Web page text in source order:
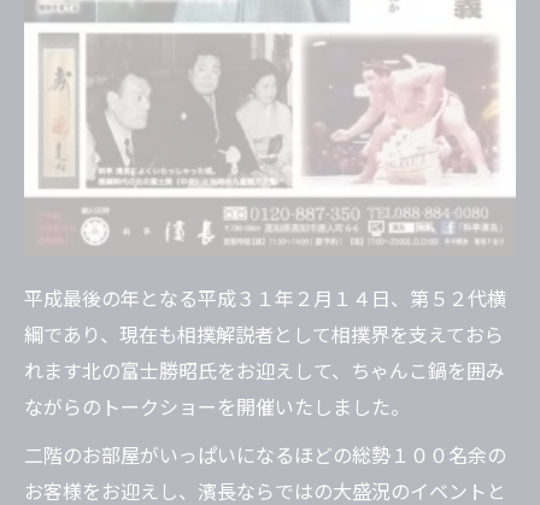
平成最後の年となる平成３１年２月１４日、第５２代横
綱であり、現在も相撲解説者として相撲界を支えておら
れます北の富士勝昭氏をお迎えして、ちゃんこ鍋を囲み
ながらのトークショーを開催いたしました。
二階のお部屋がいっぱいになるほどの総勢１００名余の
お客様をお迎えし、濱長ならではの大盛況のイベントと